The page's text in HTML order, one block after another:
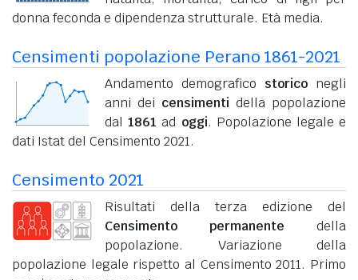
donna feconda e dipendenza strutturale. Età media.
Censimenti popolazione Perano 1861-2021
Andamento demografico storico negli
anni dei censimenti della popolazione
dal1861 ad oggi. Popolazione legale e
dati Istat del Censimento 2021.
Censimento 2021
Risultati della terza edizione del
Censimento permanente della
popolazione. Variazione della
popolazione legale rispetto al Censimento 2011. Primo